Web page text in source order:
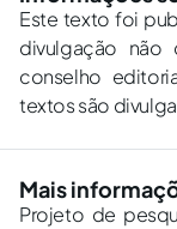
Este texto foi
divulgação não
conselho
textos são
Mais
Projeto de